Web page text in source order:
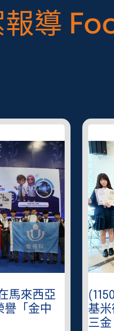
導
馬來西亞
譽「金中
基
三金